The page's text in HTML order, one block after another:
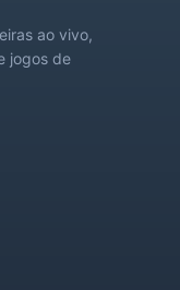
ao vivo,
jogos de